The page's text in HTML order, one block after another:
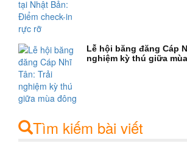
Lễ hội băng đăng Cáp
nghiệm kỳ thú giữa
Tìm kiếm bài viết